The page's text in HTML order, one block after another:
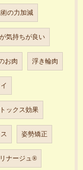
の力加減
気持ちが良い
お肉 浮き輪肉
ックス効果
姿勢矯正
ナージュ®︎